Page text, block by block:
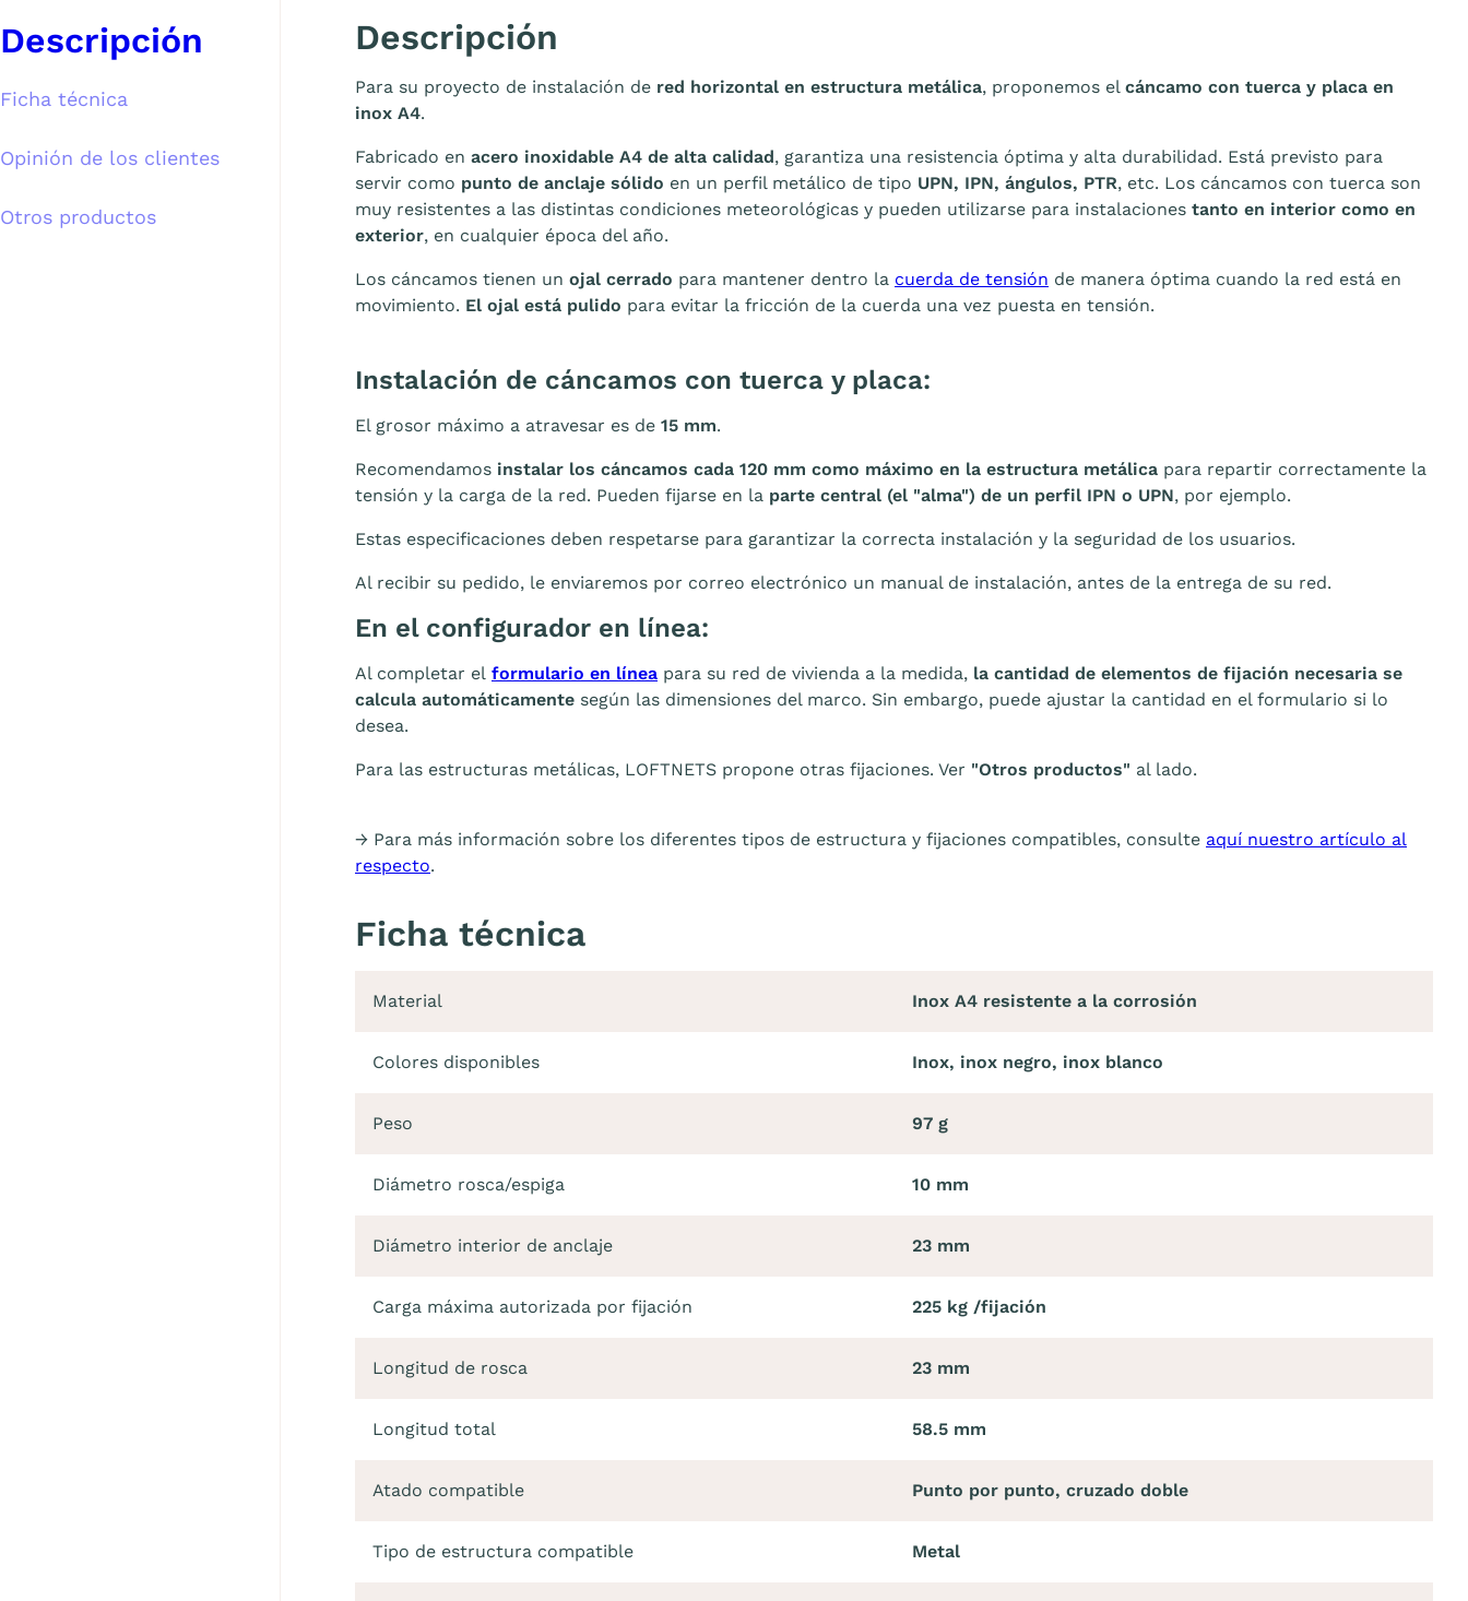
Descripción
Ficha técnica
Opinión de los clientes
Otros productos
Descripción
Para su proyecto de instalación de red horizontal en estructura metálica, proponemos el cáncamo con tuerca y placa en
inox A4.
Fabricado en acero inoxidable A4 de alta calidad, garantiza una resistencia óptima y alta durabilidad. Está previsto para
servir como punto de anclaje sólido en un perfil metálico de tipo UPN, IPN, ángulos, PTR, etc. Los cáncamos con tuerca son
muy resistentes a las distintas condiciones meteorológicas y pueden utilizarse para instalaciones tanto en interior como en
exterior, en cualquier época del año.
Los cáncamos tienen un ojal cerrado para mantener dentro la cuerda de tensión de manera óptima cuando la red está en
movimiento. El ojal está pulido para evitar la fricción de la cuerda una vez puesta en tensión.
Instalación de cáncamos con tuerca y placa:
El grosor máximo a atravesar es de 15 mm.
Recomendamos instalar los cáncamos cada 120 mm como máximo en la estructura metálica para repartir correctamente la
tensión y la carga de la red. Pueden fijarse en la parte central (el "alma") de un perfil IPN o UPN, por ejemplo.
Estas especificaciones deben respetarse para garantizar la correcta instalación y la seguridad de los usuarios.
Al recibir su pedido, le enviaremos por correo electrónico un manual de instalación, antes de la entrega de su red.
En el configurador en línea:
Al completar el formulario en línea para su red de vivienda a la medida, la cantidad de elementos de fijación necesaria se
calcula automáticamente según las dimensiones del marco. Sin embargo, puede ajustar la cantidad en el formulario si lo
desea.
Para las estructuras metálicas, LOFTNETS propone otras fijaciones. Ver "Otros productos" al lado.
→ Para más información sobre los diferentes tipos de estructura y fijaciones compatibles, consulte aquí nuestro artículo al
respecto.
Ficha técnica
Material Inox A4 resistente a la corrosión
Colores disponibles Inox, inox negro, inox blanco
Peso 97 g
Diámetro rosca/espiga 10 mm
Diámetro interior de anclaje 23 mm
Carga máxima autorizada por fijación 225 kg /fijación
Longitud de rosca 23 mm
Longitud total 58.5 mm
Atado compatible Punto por punto, cruzado doble
Tipo de estructura compatible Metal